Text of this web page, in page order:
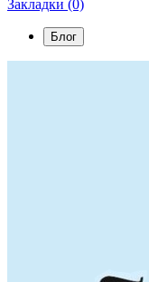
Закладки (0)
Блог